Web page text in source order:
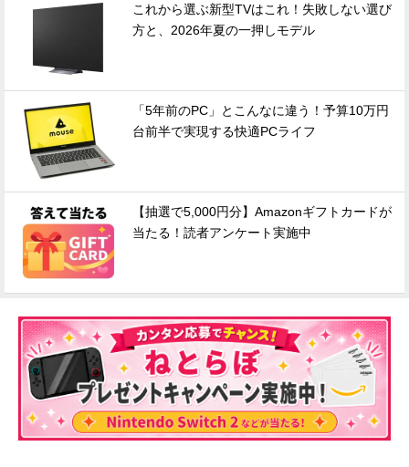
これから選ぶ新型TVはこれ！失敗しない選び
方と、2026年夏の一押しモデル
「5年前のPC」とこんなに違う！予算10万円
台前半で実現する快適PCライフ
【抽選で5,000円分】Amazonギフトカードが
当たる！読者アンケート実施中